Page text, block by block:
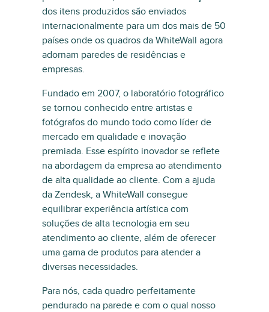
dos itens produzidos são enviados
internacionalmente para um dos mais de 50
países onde os quadros da WhiteWall agora
adornam paredes de residências e
empresas.
Fundado em 2007, o laboratório fotográfico
se tornou conhecido entre artistas e
fotógrafos do mundo todo como líder de
mercado em qualidade e inovação
premiada. Esse espírito inovador se reflete
na abordagem da empresa ao atendimento
de alta qualidade ao cliente. Com a ajuda
da Zendesk, a WhiteWall consegue
equilibrar experiência artística com
soluções de alta tecnologia em seu
atendimento ao cliente, além de oferecer
uma gama de produtos para atender a
diversas necessidades.
Para nós, cada quadro perfeitamente
pendurado na parede e com o qual nosso